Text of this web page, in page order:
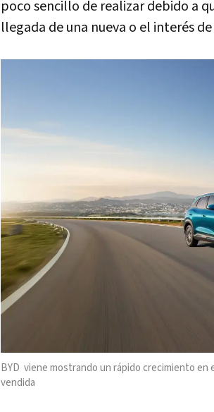
poco sencillo de realizar debido a
llegada de una nueva o el interés
BYD viene mostrando un rápido crecimiento en
vendida